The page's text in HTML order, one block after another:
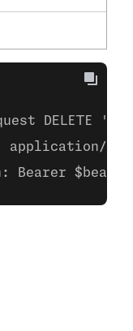
DELETE
application/
Bearer